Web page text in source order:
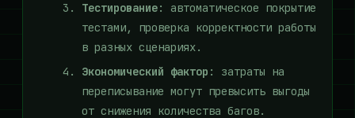
Тестирование: автоматическое покрытие
тестами, проверка корректности работы
в разных сценариях.
Экономический фактор : затраты на
переписывание могут превысить выгоды
от снижения количества багов.